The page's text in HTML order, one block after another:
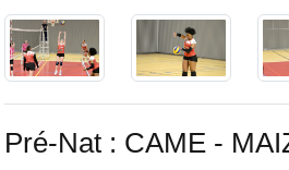
Pré-Nat : CAME -